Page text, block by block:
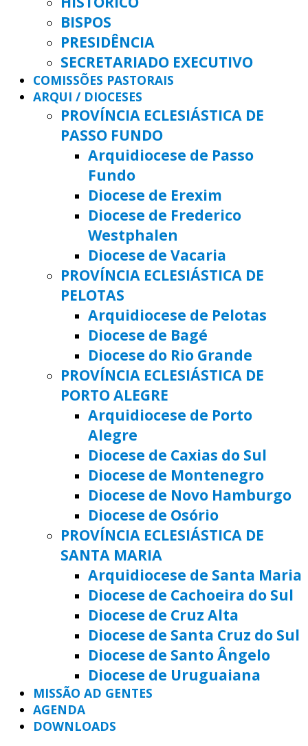
BISPOS
PRESIDÊNCIA
SECRETARIADO EXECUTIVO
COMISSÕES PASTORAIS
ARQUI / DIOCESES
PROVÍNCIA ECLESIÁSTICA DE
PASSO FUNDO
Arquidiocese de Passo
Fundo
Diocese de Erexim
Diocese de Frederico
Westphalen
Diocese de Vacaria
PROVÍNCIA ECLESIÁSTICA DE
PELOTAS
Arquidiocese de Pelotas
Diocese de Bagé
Diocese do Rio Grande
PROVÍNCIA ECLESIÁSTICA DE
PORTO ALEGRE
Arquidiocese de Porto
Alegre
Diocese de Caxias do Sul
Diocese de Montenegro
Diocese de Novo Hamburgo
Diocese de Osório
PROVÍNCIA ECLESIÁSTICA DE
SANTA MARIA
Arquidiocese de Santa Maria
Diocese de Cachoeira do Sul
Diocese de Cruz Alta
Diocese de Santa Cruz do Sul
Diocese de Santo Ângelo
Diocese de Uruguaiana
MISSÃO AD GENTES
AGENDA
DOWNLOADS